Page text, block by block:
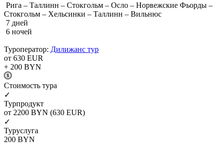
Рига – Таллинн – Стокгольм – Осло – Норвежские Фьорды –
Стокгольм – Хельсинки – Таллинн – Вильнюс
7 дней
6 ночей
Туроператор: Дилижанс тур
от 630 EUR
+ 200 BYN
Cтоимость тура
✓
Турпродукт
от 2200 BYN (630 EUR)
✓
Туруслуга
200 BYN